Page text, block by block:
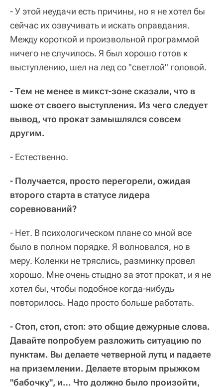
- У этой неудачи есть причины, но я не хотел бы
сейчас их озвучивать и искать оправдания.
Между короткой и произвольной программой
ничего не случилось. Я был хорошо готов к
выступлению, шел на лед со "светлой" головой.
- Тем не менее в микст-зоне сказали, что в
шоке от своего выступления. Из чего следует
вывод, что прокат замышлялся совсем
другим.
- Естественно.
- Получается, просто перегорели, ожидая
второго старта в статусе лидера
соревнований?
- Нет. В психологическом плане со мной все
было в полном порядке. Я волновался, но в
меру. Коленки не тряслись, разминку провел
хорошо. Мне очень стыдно за этот прокат, и я не
хотел бы, чтобы подобное когда-нибудь
повторилось. Надо просто больше работать.
- Стоп, стоп, стоп: это общие дежурные слова.
Давайте попробуем разложить ситуацию по
пунктам. Вы делаете четверной лутц и падаете
на приземлении. Делаете вторым прыжком
"бабочку", и… Что должно было произойти,